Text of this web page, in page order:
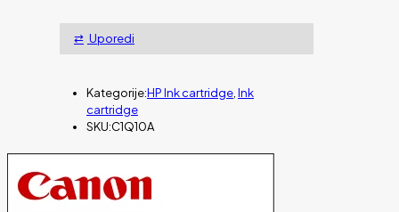
Uporedi
Kategorije:HP Ink cartridge Ink
cartridge
SKU:C1Q10A